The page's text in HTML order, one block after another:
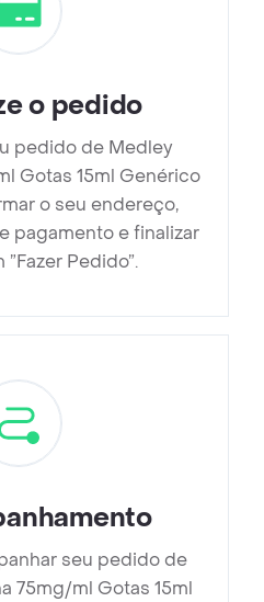
o pedido
pedido de Medley
Gotas 15ml Genérico
o seu endereço,
pagamento e finalizar
Pedido”.
seu pedido de
75mg/ml Gotas 15ml